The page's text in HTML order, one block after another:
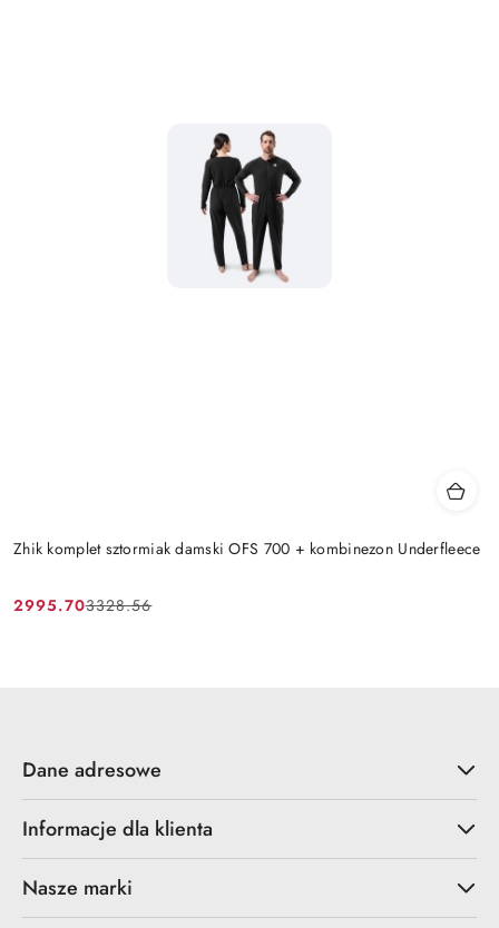
Zhik komplet sztormiak damski OFS 700 + kombinezon Underfleece
Cena
2995.70
Cena
3328.56
Dane adresowe
Informacje dla klienta
Nasze marki